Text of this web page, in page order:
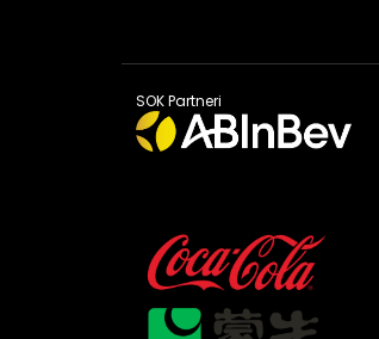
SOK Partneri